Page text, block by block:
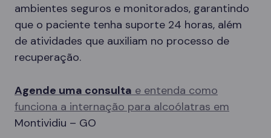
ambientes seguros e monitorados, garantindo
que o paciente tenha suporte 24 horas, além
de atividades que auxiliam no processo de
recuperação.
Agende uma consulta e entenda como
funciona a internação para alcoólatras em
Montividiu – GO